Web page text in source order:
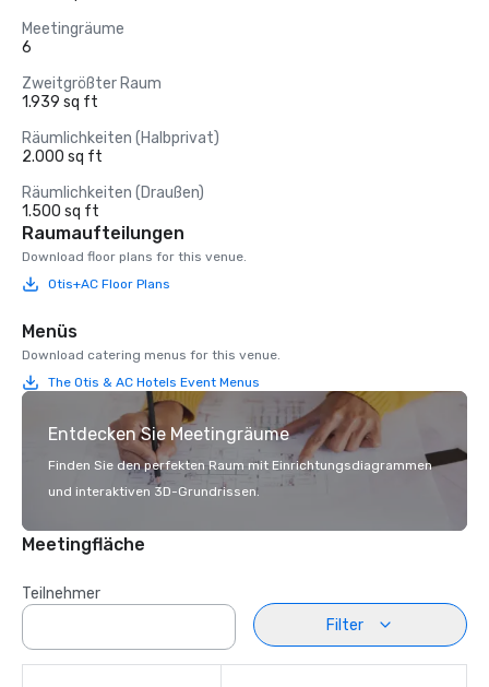
Meetingräume
6
Zweitgrößter Raum
1.939 sq ft
Räumlichkeiten (Halbprivat)
2.000 sq ft
Räumlichkeiten (Draußen)
1.500 sq ft
Raumaufteilungen
Download floor plans for this venue.
Otis+AC Floor Plans
Menüs
Download catering menus for this venue.
The Otis & AC Hotels Event Menus
Entdecken Sie Meetingräume
Finden Sie den perfekten Raum mit Einrichtungsdiagrammen
und interaktiven 3D-Grundrissen.
Meetingfläche
Teilnehmer
Filter